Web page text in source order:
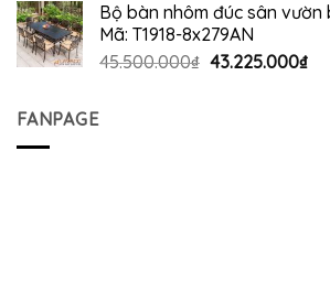
là:
1.875.500₫.
tại
Bộ bàn nhôm đúc sân
Mã: T1918-8x279AN
45.500.000₫ Giá
43.225.000₫Giá
FANPAGE